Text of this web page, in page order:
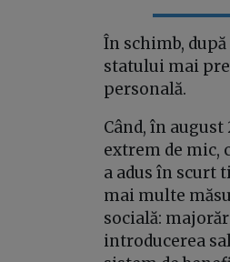
În schimb,
statului mai
personală.
Când, în
extrem de mic,
a adus în scurt
mai multe
socială:
introducerea